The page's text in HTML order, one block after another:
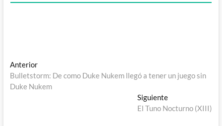
Navegación
de
AnteriorEntrada
anterior:
Bulletstorm: De como Duke Nukem llegó a tener un juego sin
Duke Nukem
SiguienteEntrada
siguiente:
El Tuno Nocturno (XIII)